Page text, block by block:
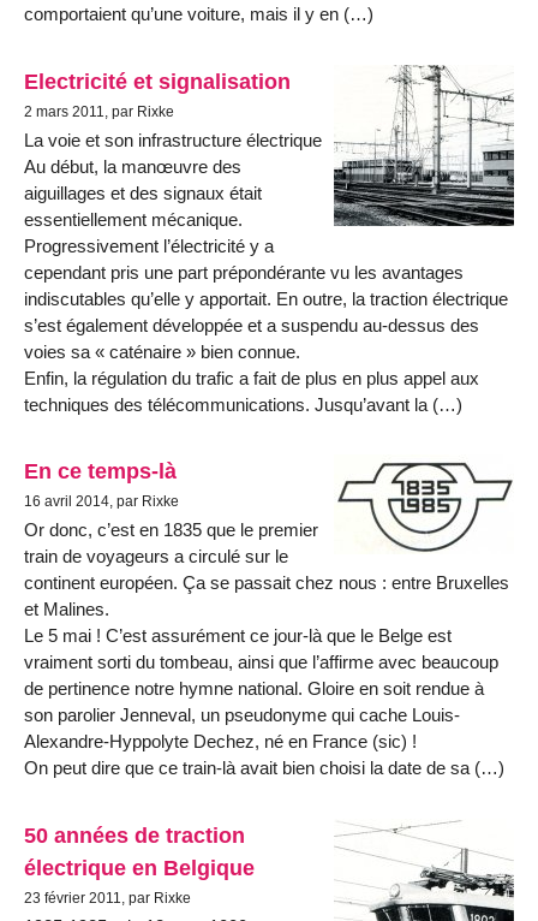
comportaient qu’une voiture, mais il y en (…)
Electricité et signalisation
2 mars 2011, par Rixke
La voie et son infrastructure électrique
Au début, la manœuvre des
aiguillages et des signaux était
essentiellement mécanique.
Progressivement l’électricité y a
cependant pris une part prépondérante vu les avantages
indiscutables qu’elle y apportait. En outre, la traction électrique
s’est également développée et a suspendu au-dessus des
voies sa « caténaire » bien connue.
Enfin, la régulation du trafic a fait de plus en plus appel aux
techniques des télécommunications. Jusqu’avant la (…)
En ce temps-là
16 avril 2014, par Rixke
Or donc, c’est en 1835 que le premier
train de voyageurs a circulé sur le
continent européen. Ça se passait chez nous : entre Bruxelles
et Malines.
Le 5 mai ! C’est assurément ce jour-là que le Belge est
vraiment sorti du tombeau, ainsi que l’affirme avec beaucoup
de pertinence notre hymne national. Gloire en soit rendue à
son parolier Jenneval, un pseudonyme qui cache Louis-
Alexandre-Hyppolyte Dechez, né en France (sic) !
On peut dire que ce train-là avait bien choisi la date de sa (…)
50 années de traction
électrique en Belgique
23 février 2011, par Rixke